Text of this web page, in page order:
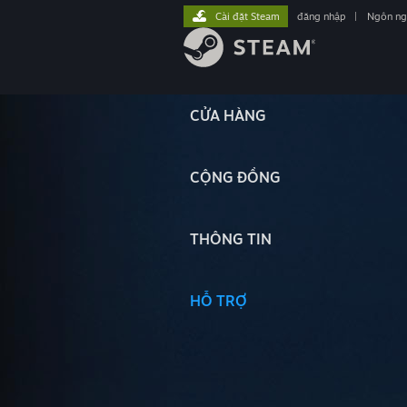
CỬA HÀNG
CỘNG ĐỒNG
THÔNG TIN
HỖ TRỢ
Cài đặt Steam đăng nhập Ngôn